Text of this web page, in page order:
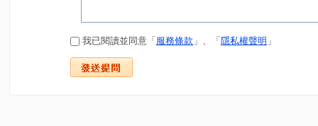
我已閱讀並同意「 服務條款 」、「 隱私權聲明 」